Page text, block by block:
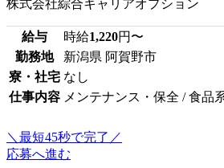
株式会社綜合キャリアオプション
給与 時給1,220円〜
勤務地
新潟県 阿賀野市
寮・社宅 なし
仕事内容 メンテナンス・保全 / 食品
＼最短45秒で完了／
応募へ進む